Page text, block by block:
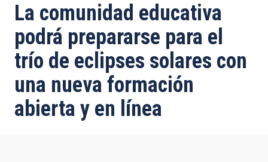
La comunidad educativa
podrá prepararse para el
trío de eclipses solares con
una nueva formación
abierta y en línea